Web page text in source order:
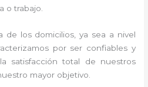
o trabajo.
de los domicilios, ya sea a nivel
por ser confiables y
satisfacción total de nuestros
mayor objetivo.